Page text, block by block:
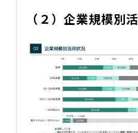
（２）企業規模別